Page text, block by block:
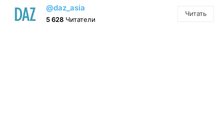
@daz_asia
5 628 Читатели
Читать